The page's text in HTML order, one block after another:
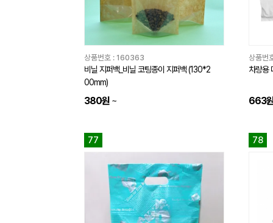
상품번호 : 160363
비닐 지퍼백_비닐 코팅종이 지퍼백 (130*2
00mm)
380원 ~
상품번
차량용
663
77 78